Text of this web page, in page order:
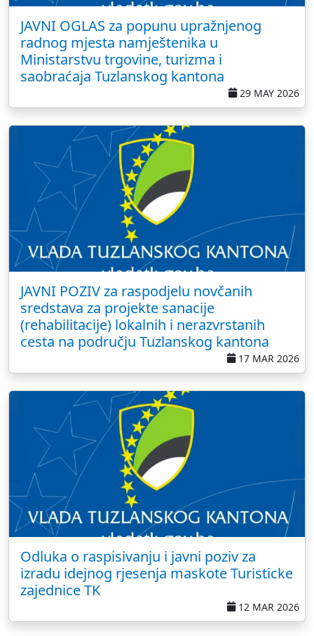
JAVNI OGLAS za popunu upražnjenog
radnog mjesta namještenika u
Ministarstvu trgovine, turizma i
saobraćaja Tuzlanskog kantona
29 MAY 2026
JAVNI POZIV za raspodjelu novčanih
sredstava za projekte sanacije
(rehabilitacije) lokalnih i nerazvrstanih
cesta na području Tuzlanskog kantona
17 MAR 2026
Odluka o raspisivanju i javni poziv za
izradu idejnog rjesenja maskote Turisticke
zajednice TK
12 MAR 2026